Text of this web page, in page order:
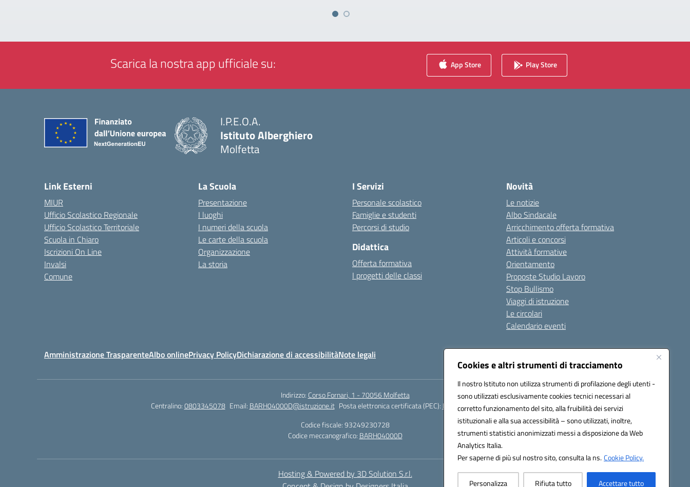
Cookies e altri strumenti di tracciamento
Il nostro Istituto non utilizza strumenti di profilazione degli utenti -
sono utilizzati esclusivamente cookies tecnici necessari al
corretto funzionamento del sito, alla fruibilità dei servizi
istituzionali e alla sua accessibilità – sono utilizzati, inoltre,
strumenti statistici anonimizzati messi a disposizione da Web
Analytics Italia.
Per saperne di più sul nostro sito, consulta la ns.Cookie Policy.
Personalizza Rifiuta tutto Accettare tutto
Scarica la nostra app ufficiale su: App Store Play Store
I.P.E.O.A.
Istituto Alberghiero
Molfetta
Link Esterni
MIUR
Ufficio Scolastico Regionale
Ufficio Scolastico Territoriale
Scuola in Chiaro
Iscrizioni On Line
Invalsi
Comune
La Scuola
Presentazione
I luoghi
I numeri della scuola
Le carte della scuola
Organizzazione
La storia
I Servizi
Personale scolastico
Famiglie e studenti
Percorsi di studio
Didattica
Offerta formativa
I progetti delle classi
Novità
Le notizie
Albo Sindacale
Arricchimento offerta formativa
Articoli e concorsi
Attività formative
Orientamento
Proposte Studio Lavoro
Stop Bullismo
Viaggi di istruzione
Le circolari
Calendario eventi
Amministrazione TrasparenteAlbo onlinePrivacy PolicyDichiarazione di accessibilitàNote legali Seguici su:
Indirizzo: Corso Fornari, 1 - 70056 Molfetta
Centralino:0803345078 Email: BARH04000D@istruzione.it Posta elettronica certificata (PEC): BARH04000D@pec.istruzione.it
Codice fiscale: 93249230728
Codice meccanografico: BARH04000D
Hosting & Powered by 3D Solution S.r.l.